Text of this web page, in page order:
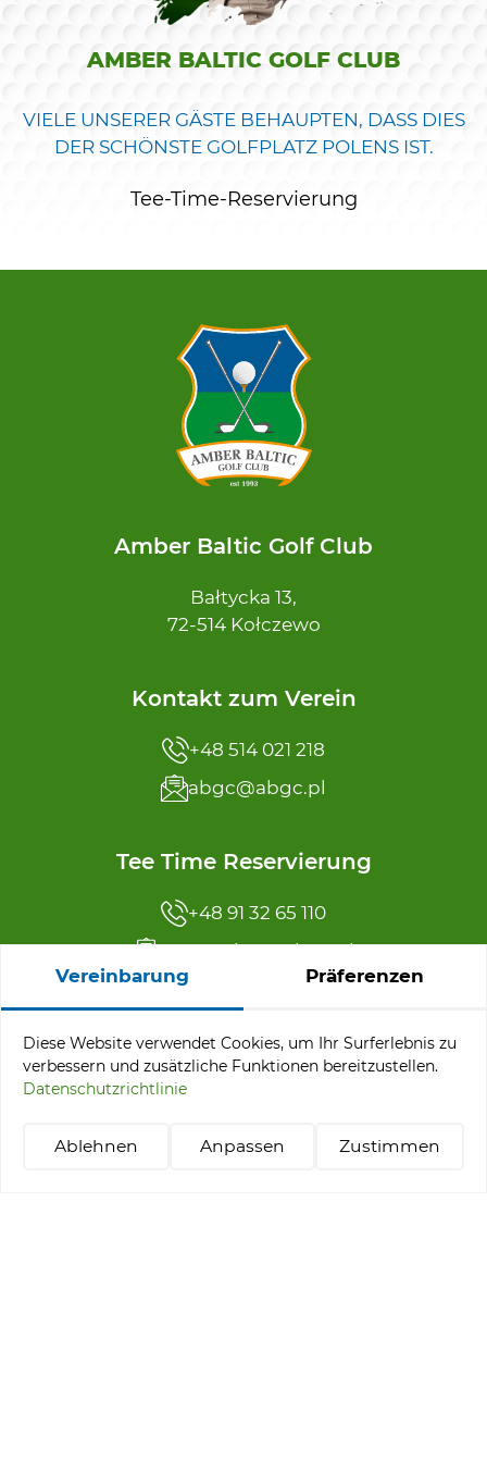
AMBER BALTIC GOLF CLUB
VIELE UNSERER GÄSTE BEHAUPTEN, DASS DIES
DER SCHÖNSTE GOLFPLATZ POLENS IST.
Tee-Time-Reservierung
Amber Baltic Golf Club
Bałtycka 13,
72-514 Kołczewo
Kontakt zum Verein
+48 514 021 218
abgc@abgc.pl
Tee Time Reservierung
+48 91 32 65 110
reservation@abgc.pl
Turniere
Tee-Time-Reservierung
+48 514 021 218
Vereinbarung Präferenzen
Diese Website verwendet Cookies, um Ihr Surferlebnis zu
verbessern und zusätzliche Funktionen bereitzustellen.
Datenschutzrichtlinie
Ablehnen Anpassen Zustimmen